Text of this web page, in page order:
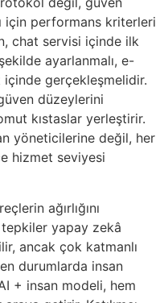
için performans kriterleri
chat servisi içinde ilk
ayarlanmalı, e-
gerçekleşmelidir.
düzeylerini
kıstaslar yerleştirir.
yöneticilerine değil, her
hizmet seviyesi
ağırlığını
yapay zekâ
ancak çok katmanlı
durumlarda insan
+ insan modeli, hem